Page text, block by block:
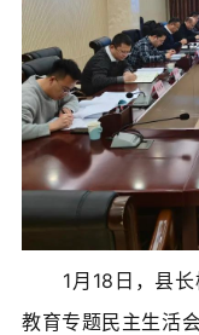
1月18日，县
教育专题民主生活